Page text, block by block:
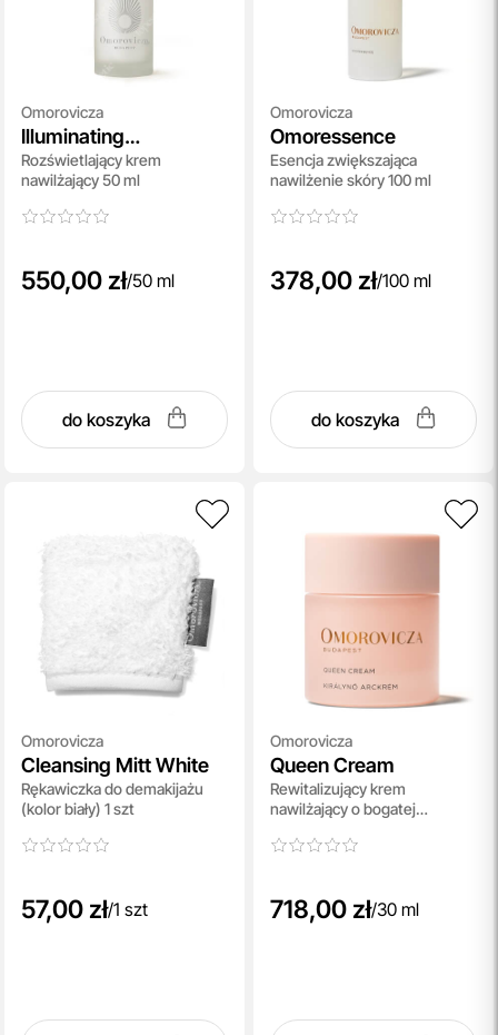
Omorovicza
Illuminating
Moisturiser
Rozświetlający krem
nawilżający 50 ml
550,00 zł/50 ml
do koszyka
Omorovicza
Omoressence
Esencja zwiększająca
nawilżenie skóry 100 ml
378,00 zł/100 ml
do koszyka
Omorovicza
Cleansing Mitt White
Rękawiczka do demakijażu
(kolor biały) 1 szt
57,00 zł/1 szt
Omorovicza
Queen Cream
Rewitalizujący krem
nawilżający o bogatej
718,00 zł/30 ml